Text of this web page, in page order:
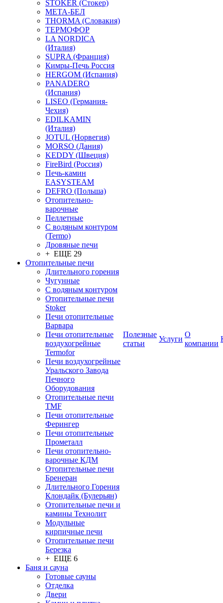
STOKER (Стокер)
МЕТА-БЕЛ
THORMA (Словакия)
ТЕРМОФОР
LA NORDICA
(Италия)
SUPRA (Франция)
Кимры-Печь Россия
HERGOM (Испания)
PANADERO
(Испания)
LISEO (Германия-
Чехия)
EDILKAMIN
(Италия)
JOTUL (Норвегия)
MORSO (Дания)
KEDDY (Швеция)
FireBird (Россия)
Печь-камин
EASYSTEAM
DEFRO (Польша)
Отопительно-
варочные
Пеллетные
С водяным контуром
(Termo)
Дровяные печи
+ ЕЩЕ 29
Отопительные печи
Длительного горения
Чугунные
C водяным контуром
Отопительные печи
Stoker
Печи отопительные
Варвара
Печи отопительные
воздухогрейные
Termofor
Печи воздухогрейные
Уральского Завода
Печного
Оборудования
Отопительные печи
TMF
Печи отопительные
Ферингер
Печи отопительные
Прометалл
Печи отопительно-
варочные КДМ
Отопительные печи
Бренеран
Длительного Горения
Клондайк (Булерьян)
Отопительные печи и
камины Технолит
Модульные
кирпичные печи
Отопительные печи
Березка
+ ЕЩЕ 6
Баня и сауна
Готовые сауны
Отделка
Двери
Полезные
статьи
Услуги
О
компании